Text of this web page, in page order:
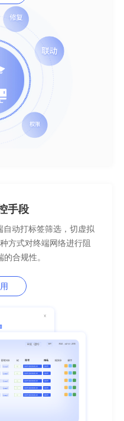
手段
自动打标签筛选，切虚拟
方式对终端网络进行阻
合规性。